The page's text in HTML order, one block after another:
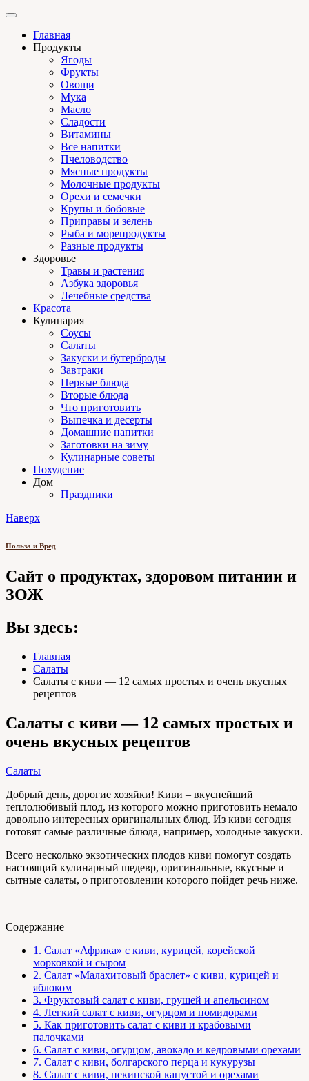
Главная
Продукты
Ягоды
Фрукты
Овощи
Мука
Масло
Сладости
Витамины
Все напитки
Пчеловодство
Мясные продукты
Молочные продукты
Орехи и семечки
Крупы и бобовые
Приправы и зелень
Рыба и морепродукты
Разные продукты
Здоровье
Травы и растения
Азбука здоровья
Лечебные средства
Красота
Кулинария
Соусы
Салаты
Закуски и бутерброды
Завтраки
Первые блюда
Вторые блюда
Что приготовить
Выпечка и десерты
Домашние напитки
Заготовки на зиму
Кулинарные советы
Похудение
Дом
Праздники
Наверх
Польза и Вред
Сайт о продуктах, здоровом питании и
ЗОЖ
Вы здесь:
Главная
Салаты
Салаты с киви — 12 самых простых и очень вкусных
рецептов
Салаты с киви — 12 самых простых и
очень вкусных рецептов
Салаты
Добрый день, дорогие хозяйки! Киви – вкуснейший
теплолюбивый плод, из которого можно приготовить немало
довольно интересных оригинальных блюд. Из киви сегодня
готовят самые различные блюда, например, холодные закуски.
Всего несколько экзотических плодов киви помогут создать
настоящий кулинарный шедевр, оригинальные, вкусные и
сытные салаты, о приготовлении которого пойдет речь ниже.
Содержание
1. Салат «Африка» с киви, курицей, корейской
морковкой и сыром
2. Салат «Малахитовый браслет» с киви, курицей и
яблоком
3. Фруктовый салат с киви, грушей и апельсином
4. Легкий салат с киви, огурцом и помидорами
5. Как приготовить салат с киви и крабовыми
палочками
6. Салат с киви, огурцом, авокадо и кедровыми орехами
7. Салат с киви, болгарского перца и кукурузы
8. Салат с киви, пекинской капустой и орехами